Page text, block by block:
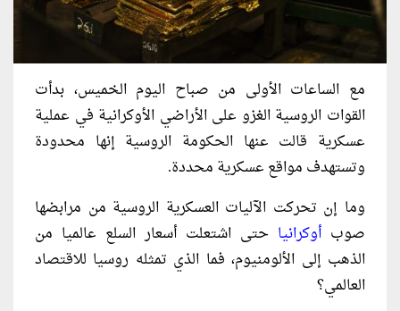
مع الساعات الأولى من صباح اليوم الخميس، بدأت
القوات الروسية الغزو على الأراضي الأوكرانية في عملية
عسكرية قالت عنها الحكومة الروسية إنها محدودة
وتستهدف مواقع عسكرية محددة.
وما إن تحركت الآليات العسكرية الروسية من مرابضها
صوب أوكرانيا حتى اشتعلت أسعار السلع عالميا من
الذهب إلى الألومنيوم، فما الذي تمثله روسيا للاقتصاد
العالمي؟